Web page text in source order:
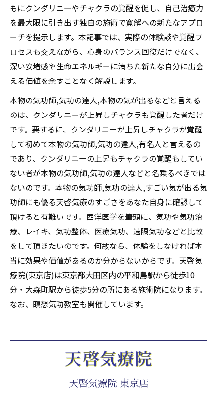
もにクンダリニーやチャクラの覚醒を促し、自己治癒力
を最大限に引き出す独自の施術で寛解への新たなアプロ
ーチを提示します。本記事では、実際の体験談や覚醒プ
ロセスも交えながら、心身のバランス回復だけでなく、
深い安堵感や生命エネルギーに満ちた新たな自分に出会
える価値を余すことなく解説します。
本物の気功師,気功の達人,本物の気が出るなどと言える
のは、クンダリニーが上昇しチャクラも覚醒した者だけ
です。要するに、クンダリニーが上昇しチャクラが覚醒
して初めて本物の気功師,気功の達人,有名人と言えるの
であり、クンダリニーの上昇もチャクラの覚醒もしてい
ない者が本物の気功師,気功の達人などと名乗るべきでは
ないのです。本物の気功師,気功の達人,すごい気が出る気
功師にも優る天啓気療のすごさをあなた自身に確認して
頂けると有難いです。西洋医学を筆頭に、気功や気功治
療、レイキ、気功整体、医療気功、遠隔気功などと比較
をして頂きたいのです。何故なら、体験をしなければ本
当に効果や価値があるのか分からないからです。天啓気
療院(東京店)は東京都大田区内の平和島駅から徒歩10
分・大森町駅から徒歩5分の所にある施術院になります。
なお、瞑想気功教室も開催しています。
天啓気療院 東京店